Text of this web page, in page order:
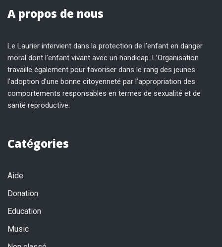
A propos de nous
Le Laurier intervient dans la protection de l’enfant en danger
moral dont l’enfant vivant avec un handicap. L’Organisation
travaille également pour favoriser dans le rang des jeunes
l’adoption d’une bonne citoyenneté par l’appropriation des
comportements responsables en termes de sexualité et de
santé reproductive.
Catégories
Aide
Donation
Education
Music